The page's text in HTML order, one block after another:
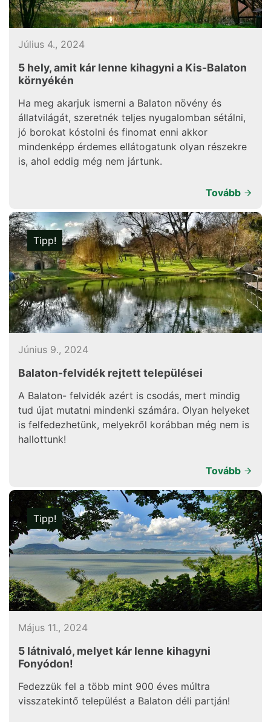
Július 4., 2024
5 hely, amit kár lenne kihagyni a Kis-Balaton
környékén
Ha meg akarjuk ismerni a Balaton növény és
állatvilágát, szeretnék teljes nyugalomban sétálni,
jó borokat kóstolni és finomat enni akkor
mindenképp érdemes ellátogatunk olyan részekre
is, ahol eddig még nem jártunk.
Tovább
Tipp!
Június 9., 2024
Balaton-felvidék rejtett települései
A Balaton- felvidék azért is csodás, mert mindig
tud újat mutatni mindenki számára. Olyan helyeket
is felfedezhetünk, melyekről korábban még nem is
hallottunk!
Tovább
Tipp!
Május 11., 2024
5 látnivaló, melyet kár lenne kihagyni
Fonyódon!
Fedezzük fel a több mint 900 éves múltra
visszatekintő települést a Balaton déli partján!